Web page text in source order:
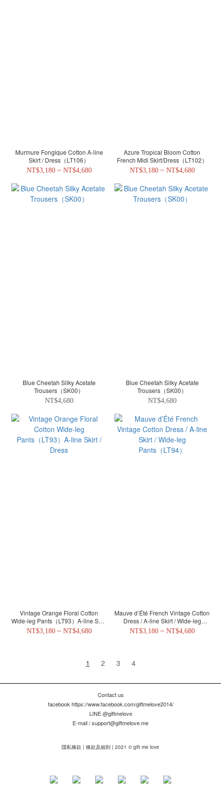
Murmure Fongique Cotton A-line
Skirt / Dress（LT106）
NT$3,180 ~ NT$4,680
Azure Tropical Bloom Cotton
French Midi Skirt/Dress（LT102）
NT$3,180 ~ NT$4,680
Blue Cheetah Silky Acetate
Trousers（SK00）
NT$4,680
Blue Cheetah Silky Acetate
Trousers（SK00）
NT$4,680
Vintage Orange Floral Cotton
Wide-leg Pants（LT93）A-line Skirt
/ Dress
NT$3,180 ~ NT$4,680
Mauve d’Été French Vintage Cotton
Dress / A-line Skirt / Wide-leg
Pants（LT94）
NT$3,180 ~ NT$4,680
1 2 3 4
Contact us
facebook https://www.facebook.com/giftmelove2014/
LINE @giftmelove
E-mail / support@giftmelove.me
隱私條款 | 條款及細則 | 2021 © gift me love